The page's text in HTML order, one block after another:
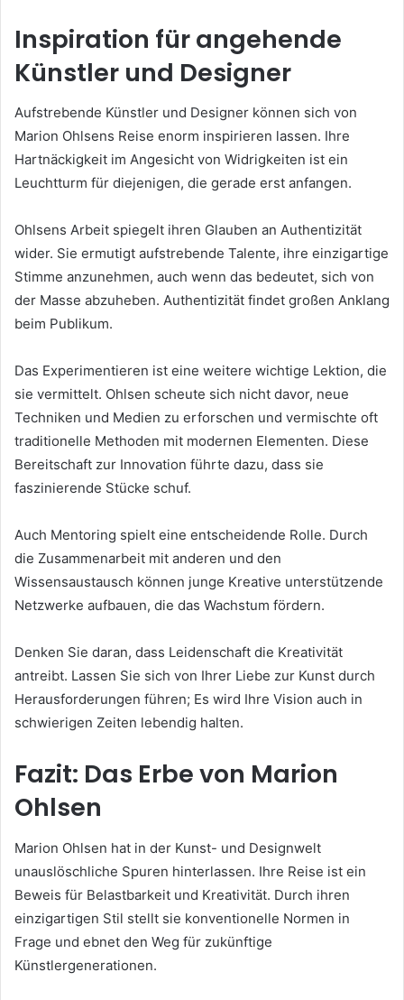
Inspiration für angehende
Künstler und Designer
Aufstrebende Künstler und Designer können sich von
Marion Ohlsens Reise enorm inspirieren lassen. Ihre
Hartnäckigkeit im Angesicht von Widrigkeiten ist ein
Leuchtturm für diejenigen, die gerade erst anfangen.
Ohlsens Arbeit spiegelt ihren Glauben an Authentizität
wider. Sie ermutigt aufstrebende Talente, ihre einzigartige
Stimme anzunehmen, auch wenn das bedeutet, sich von
der Masse abzuheben. Authentizität findet großen Anklang
beim Publikum.
Das Experimentieren ist eine weitere wichtige Lektion, die
sie vermittelt. Ohlsen scheute sich nicht davor, neue
Techniken und Medien zu erforschen und vermischte oft
traditionelle Methoden mit modernen Elementen. Diese
Bereitschaft zur Innovation führte dazu, dass sie
faszinierende Stücke schuf.
Auch Mentoring spielt eine entscheidende Rolle. Durch
die Zusammenarbeit mit anderen und den
Wissensaustausch können junge Kreative unterstützende
Netzwerke aufbauen, die das Wachstum fördern.
Denken Sie daran, dass Leidenschaft die Kreativität
antreibt. Lassen Sie sich von Ihrer Liebe zur Kunst durch
Herausforderungen führen; Es wird Ihre Vision auch in
schwierigen Zeiten lebendig halten.
Fazit: Das Erbe von Marion
Ohlsen
Marion Ohlsen hat in der Kunst- und Designwelt
unauslöschliche Spuren hinterlassen. Ihre Reise ist ein
Beweis für Belastbarkeit und Kreativität. Durch ihren
einzigartigen Stil stellt sie konventionelle Normen in
Frage und ebnet den Weg für zukünftige
Künstlergenerationen.